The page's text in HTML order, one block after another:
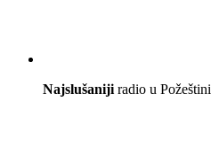
Najslušaniji radio u Požeštini